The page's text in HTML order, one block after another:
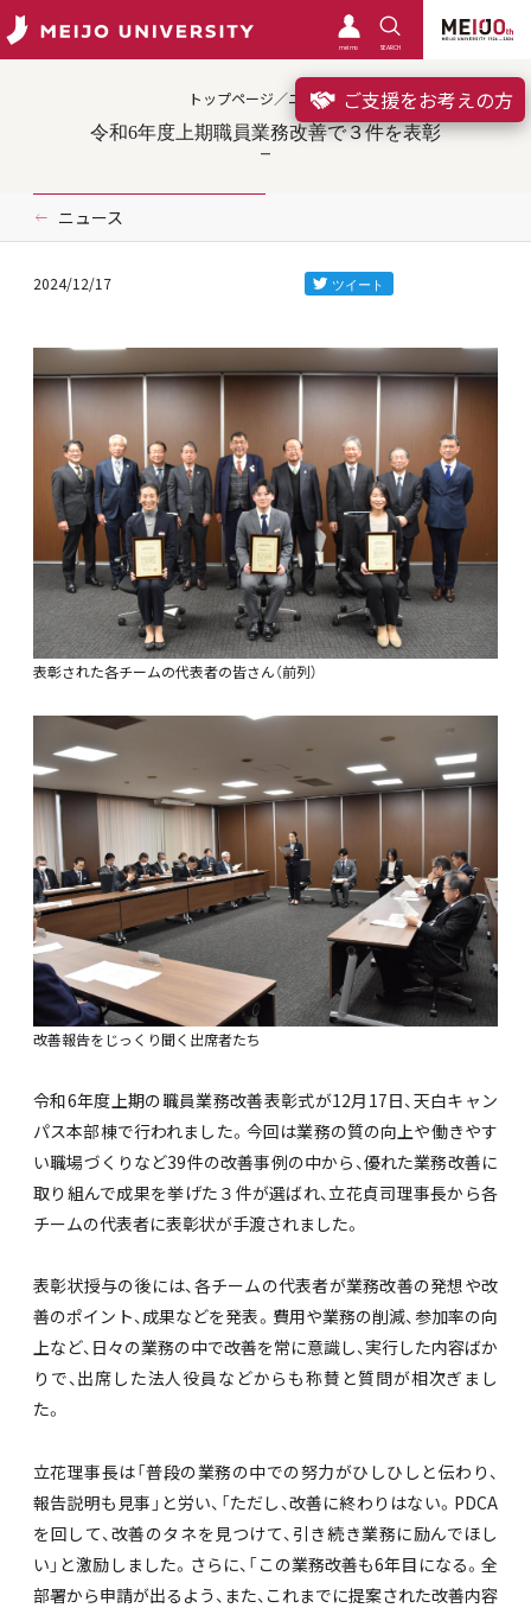
meimo SEARCH
ご支援をお考えの方
トップページ／ニュース
令和6年度上期職員業務改善で３件を表彰
ニュース
2024/12/17
表彰された各チームの代表者の皆さん（前列）
改善報告をじっくり聞く出席者たち
令和6年度上期の職員業務改善表彰式が12月17日、天白キャン
パス本部棟で行われました。今回は業務の質の向上や働きやす
い職場づくりなど39件の改善事例の中から、優れた業務改善に
取り組んで成果を挙げた３件が選ばれ、立花貞司理事長から各
チームの代表者に表彰状が手渡されました。
表彰状授与の後には、各チームの代表者が業務改善の発想や改
善のポイント、成果などを発表。費用や業務の削減、参加率の向
上など、日々の業務の中で改善を常に意識し、実行した内容ばか
りで、出席した法人役員などからも称賛と質問が相次ぎまし
た。
立花理事長は「普段の業務の中での努力がひしひしと伝わり、
報告説明も見事」と労い、「ただし、改善に終わりはない。PDCA
を回して、改善のタネを見つけて、引き続き業務に励んでほし
い」と激励しました。さらに、「この業務改善も6年目になる。全
部署から申請が出るよう、また、これまでに提案された改善内容